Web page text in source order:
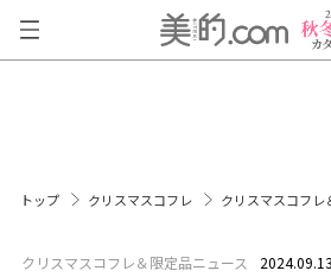
トップ クリスマスコフレ クリスマスコフレ
クリスマスコフレ＆限定品ニュース 2024.09.13